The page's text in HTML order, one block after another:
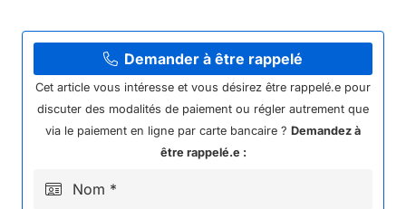
JANTE
1.60X10'
NRJ
1000W
8.5/ENTRAXE
Demander à être rappelé
Cet article vous intéresse et vous désirez être rappelé.e pour
discuter des modalités de paiement ou régler autrement que
via le paiement en ligne par carte bancaire ? Demandez à
être rappelé.e :
Nom *